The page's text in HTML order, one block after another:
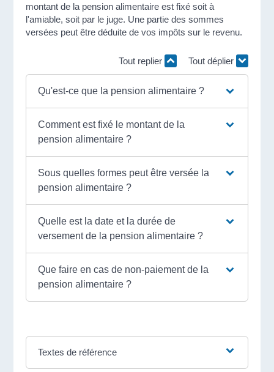
montant de la pension alimentaire est fixé soit à
l'amiable, soit par le juge. Une partie des sommes
versées peut être déduite de vos impôts sur le revenu.
Tout replier Tout déplier
Qu'est-ce que la pension alimentaire ?
Comment est fixé le montant de la
pension alimentaire ?
Sous quelles formes peut être versée la
pension alimentaire ?
Quelle est la date et la durée de
versement de la pension alimentaire ?
Que faire en cas de non-paiement de la
pension alimentaire ?
Textes de référence